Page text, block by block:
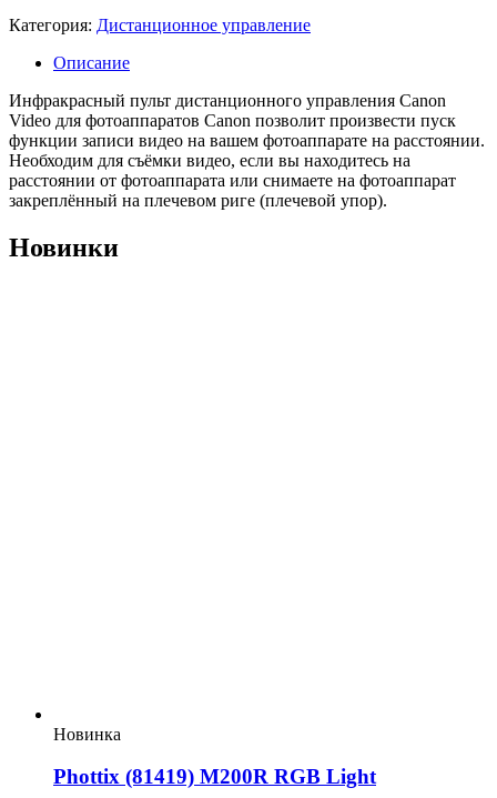
Категория: Дистанционное управление
Описание
Инфракрасный пульт дистанционного управления Canon
Video для фотоаппаратов Canon позволит произвести пуск
функции записи видео на вашем фотоаппарате на расстоянии.
Необходим для съёмки видео, если вы находитесь на
расстоянии от фотоаппарата или снимаете на фотоаппарат
закреплённый на плечевом риге (плечевой упор).
Новинки
Новинка
Phottix (81419) M200R RGB Light